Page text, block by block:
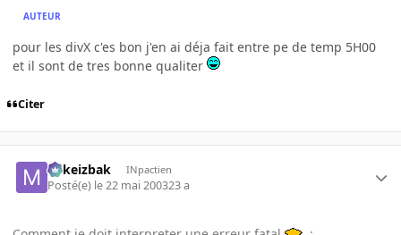
AUTEUR
pour les divX c'es bon j'en ai déja fait entre pe de temp 5H00
et il sont de tres bonne qualiter
Citer
Mikeizbak INpactien
Posté(e) le 22 mai 200323 a